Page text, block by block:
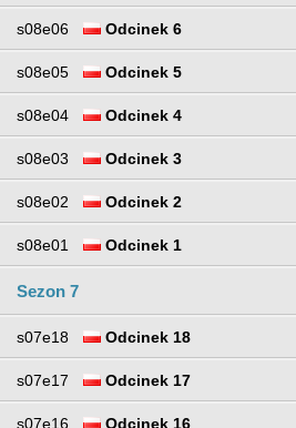
s08e06 Odcinek 6
s08e05 Odcinek 5
s08e04 Odcinek 4
s08e03 Odcinek 3
s08e02 Odcinek 2
s08e01 Odcinek 1
Sezon 7
s07e18 Odcinek 18
s07e17 Odcinek 17
s07e16 Odcinek 16